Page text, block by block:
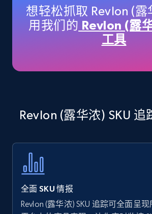
Title, Seller name, Brand,
price, Currency, Availability, Reviews
more.
upc numbers
price, Currency, Availability,
more.
35.3K+
想轻松抓取 Revlon (露
用我们的 Revlon (露
工具
Revlon (露华浓) SKU 追
全面 SKU 情报
Revlon (露华浓) SKU 追踪可全面呈